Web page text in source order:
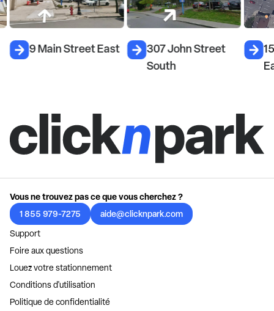
9 Main Street East
307 John Street
South
Vous ne trouvez pas ce que vous cherchez ?
1 855 979-7275
aide@clicknpark.com
Support
Foire aux questions
Louez votre stationnement
Conditions d'utilisation
Politique de confidentialité